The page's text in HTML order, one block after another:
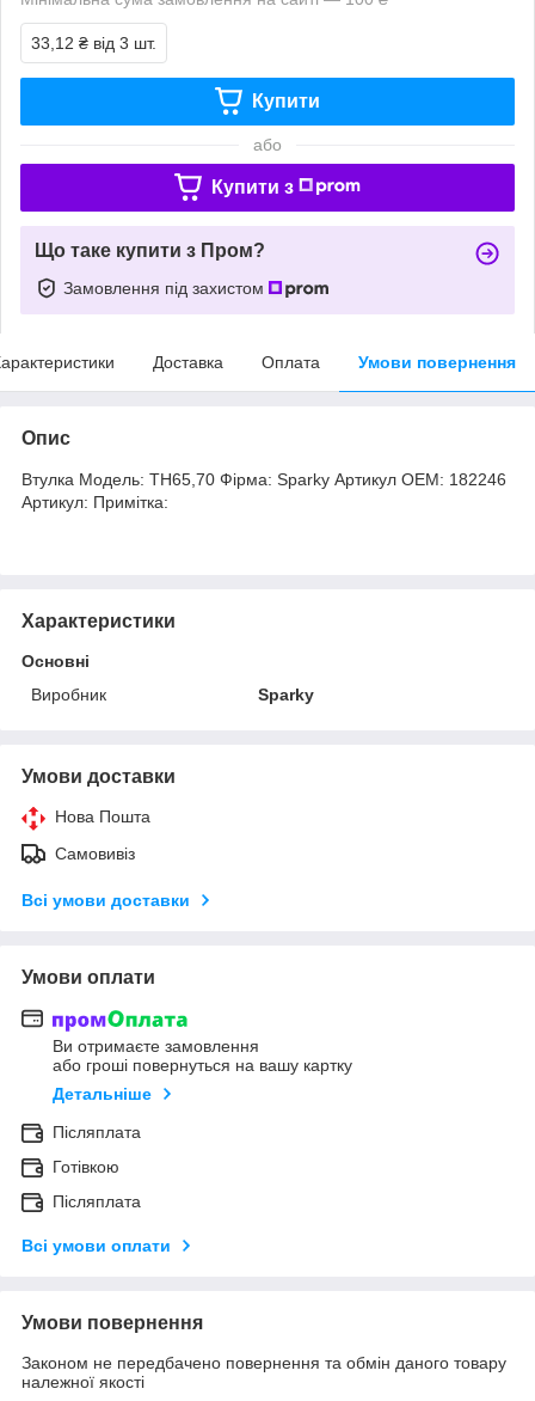
33,12 ₴ від 3 шт.
Купити
або
Купити з
Що таке купити з Пром?
Замовлення під захистом
Доставка Оплата Умови повернення
Опис
Втулка Модель: TH65,70 Фірма: Sparky Артикул OEM: 182246
Артикул: Примітка:
Характеристики
Основні
Виробник
Sparky
Умови доставки
Нова Пошта
Самовивіз
Всі умови доставки
Умови оплати
Ви отримаєте замовлення
або гроші повернуться на вашу картку
Детальніше
Післяплата
Готівкою
Післяплата
Всі умови оплати
Умови повернення
Законом не передбачено повернення та обмін даного товару
належної якості